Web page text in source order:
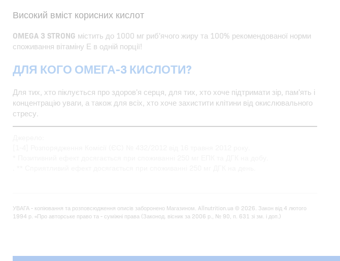
Високий вміст корисних кислот
OMEGA 3 STRONG містить до 1000 мг риб'ячого жиру та 100% рекомендованої норми
споживання вітаміну Е в одній порції!
ДЛЯ КОГО ОМЕГА-3 КИСЛОТИ?
Для тих, хто піклується про здоров'я серця, для тих, хто хоче підтримати зір, пам'ять і
концентрацію уваги, а також для всіх, хто хоче захистити клітини від окислювального
стресу.
УВАГА - копіювання та розповсюдження описів заборонено Магазином. Allnutrition.ua © 2026. Закон від 4 лютого
1994 р. «Про авторське право та - суміжні права (Законод. вісник за 2006 р., № 90, п. 631 зі зм. і доп.)